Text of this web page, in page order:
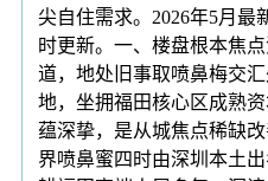
尖自住需求。2026年5月最
时更新。一、楼盘根本焦
道，地处旧事取喷鼻梅交
地，坐拥福田核心区成熟
蕴深挚，是从城焦点稀缺
界喷鼻蜜四时由深圳本土